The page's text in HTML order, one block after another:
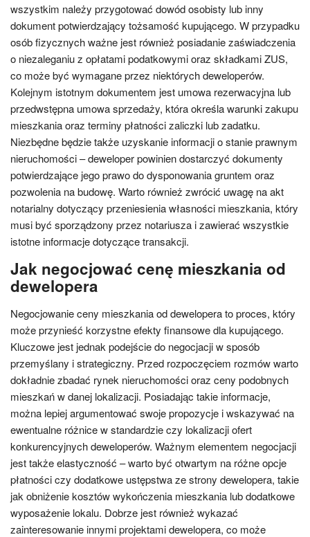
wszystkim należy przygotować dowód osobisty lub inny
dokument potwierdzający tożsamość kupującego. W przypadku
osób fizycznych ważne jest również posiadanie zaświadczenia
o niezaleganiu z opłatami podatkowymi oraz składkami ZUS,
co może być wymagane przez niektórych deweloperów.
Kolejnym istotnym dokumentem jest umowa rezerwacyjna lub
przedwstępna umowa sprzedaży, która określa warunki zakupu
mieszkania oraz terminy płatności zaliczki lub zadatku.
Niezbędne będzie także uzyskanie informacji o stanie prawnym
nieruchomości – deweloper powinien dostarczyć dokumenty
potwierdzające jego prawo do dysponowania gruntem oraz
pozwolenia na budowę. Warto również zwrócić uwagę na akt
notarialny dotyczący przeniesienia własności mieszkania, który
musi być sporządzony przez notariusza i zawierać wszystkie
istotne informacje dotyczące transakcji.
Jak negocjować cenę mieszkania od
dewelopera
Negocjowanie ceny mieszkania od dewelopera to proces, który
może przynieść korzystne efekty finansowe dla kupującego.
Kluczowe jest jednak podejście do negocjacji w sposób
przemyślany i strategiczny. Przed rozpoczęciem rozmów warto
dokładnie zbadać rynek nieruchomości oraz ceny podobnych
mieszkań w danej lokalizacji. Posiadając takie informacje,
można lepiej argumentować swoje propozycje i wskazywać na
ewentualne różnice w standardzie czy lokalizacji ofert
konkurencyjnych deweloperów. Ważnym elementem negocjacji
jest także elastyczność – warto być otwartym na różne opcje
płatności czy dodatkowe ustępstwa ze strony dewelopera, takie
jak obniżenie kosztów wykończenia mieszkania lub dodatkowe
wyposażenie lokalu. Dobrze jest również wykazać
zainteresowanie innymi projektami dewelopera, co może